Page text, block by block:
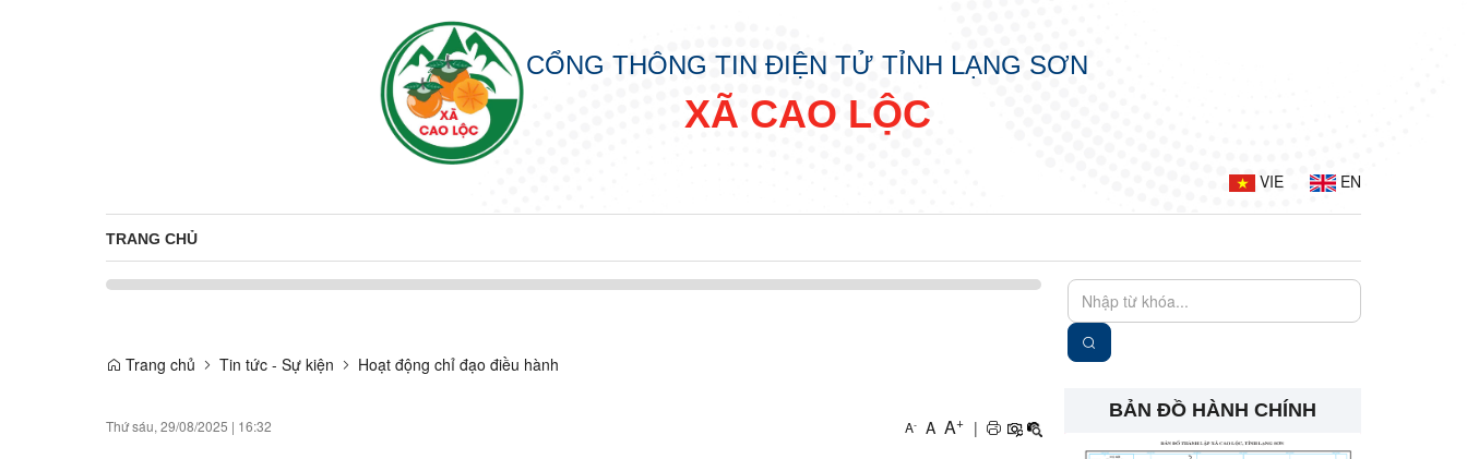
CỔNG THÔNG TIN ĐIỆN TỬ TỈNH LẠNG SƠN
XÃ CAO LỘC
VIE EN
TRANG CHỦ
Trang chủ Tin tức - Sự kiện Hoạt động chỉ đạo điều hành
Thứ sáu, 29/08/2025 | 16:32 A- A A+ |
BẢN ĐỒ HÀNH CHÍNH